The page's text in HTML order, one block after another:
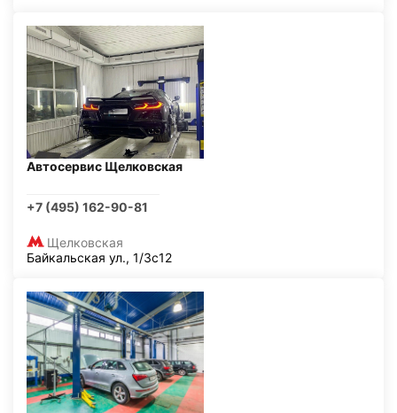
Автосервис Щелковская
+7 (495) 162-90-81
Щелковская
Байкальская ул., 1/3с12